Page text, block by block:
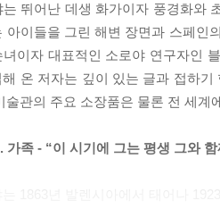
뛰어난 데생 화가이자 풍경화와
아이들을 그린 해변 장면과 스페인
녀이자 대표적인 소로야 연구자인
온 저자는 깊이 있는 글과 접하
술관의 주요 소장품은 물론 전 세
가족 - “이 시기에 그는 평생 그와